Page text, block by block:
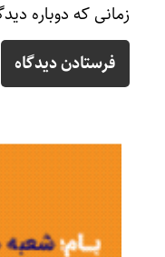
زمانی که دوباره